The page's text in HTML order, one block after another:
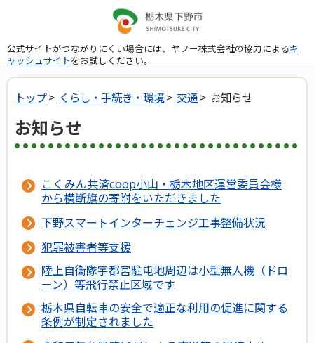
公式サイトがつながりにくい場合には、ヤフー株式会社の協力によるキ
ャッシュサイトをお試しください。
トップ> くらし・手続き・環境> 交通> お知らせ
お知らせ
こくみん共済coop小山・栃木地区運営委員会様
から横断旗の寄附をいただきました
下野スマートインターチェンジ工事整備状況
犯罪被害者等支援
陸上自衛隊宇都宮駐屯地周辺は小型無人機（ドロ
ーン）等飛行禁止区域です
栃木県自転車の安全で適正な利用の促進に関する
条例が制定されました